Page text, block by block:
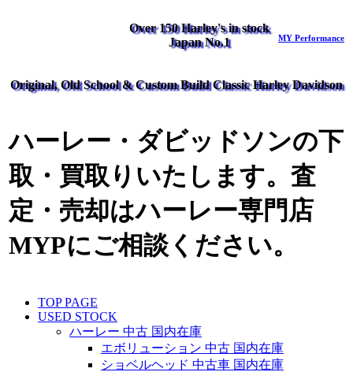
Over 150 Harley's in stock
Japan No.1
MY Performance
Original, Old School & Custom Build Classic Harley Davidson
ハーレー・ダビッドソンの下
取・買取りいたします。査
定・売却はハーレー専門店
MYPにご相談ください。
TOP PAGE
USED STOCK
ハーレー 中古 国内在庫
エボリューション 中古 国内在庫
ショベルヘッド 中古車 国内在庫